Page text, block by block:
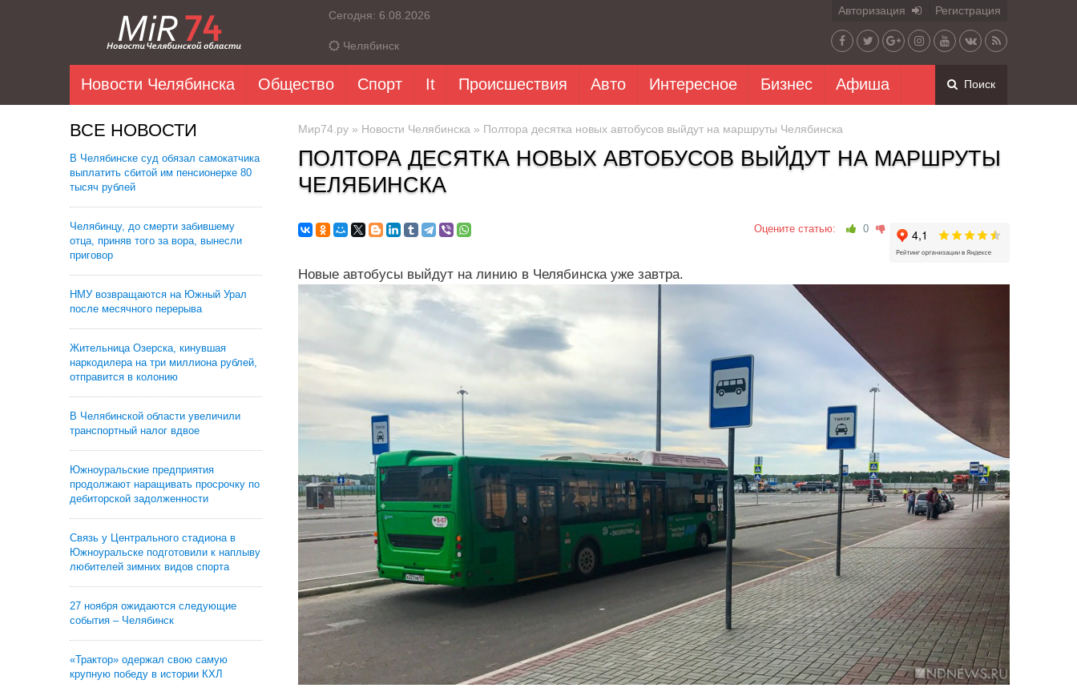
Сегодня: 6.08.2026
Челябинск
Авторизация Регистрация
Новости Челябинска Общество Спорт It Происшествия Авто Интересное Бизнес Афиша Поиск
ВСЕ НОВОСТИ
В Челябинске суд обязал самокатчика
выплатить сбитой им пенсионерке 80
тысяч рублей
Челябинцу, до смерти забившему
отца, приняв того за вора, вынесли
приговор
НМУ возвращаются на Южный Урал
после месячного перерыва
Жительница Озерска, кинувшая
наркодилера на три миллиона рублей,
отправится в колонию
В Челябинской области увеличили
транспортный налог вдвое
Южноуральские предприятия
продолжают наращивать просрочку по
дебиторской задолженности
Связь у Центрального стадиона в
Южноуральске подготовили к наплыву
любителей зимних видов спорта
27 ноября ожидаются следующие
события – Челябинск
«Трактор» одержал свою самую
крупную победу в истории КХЛ
Мир74.ру » Новости Челябинска » Полтора десятка новых автобусов выйдут на маршруты Челябинска
ПОЛТОРА ДЕСЯТКА НОВЫХ АВТОБУСОВ ВЫЙДУТ НА МАРШРУТЫ
ЧЕЛЯБИНСКА
Оцените статью: 0
Новые автобусы выйдут на линию в Челябинска уже завтра.